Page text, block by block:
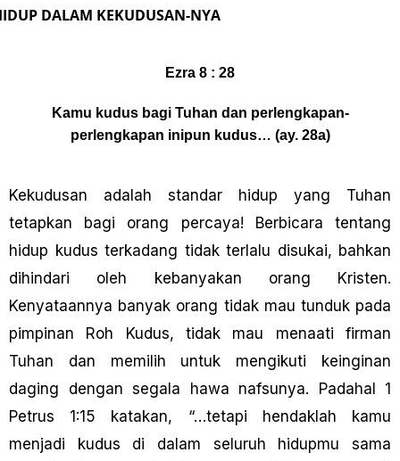
DALAM KEKUDUSAN-NYA
Ezra 8 : 28
Kamu kudus bagi Tuhan dan perlengkapan-
perlengkapan inipun kudus… (ay. 28a)
Kekudusan adalah standar hidup yang Tuhan
tetapkan bagi orang percaya! Berbicara tentang
hidup kudus terkadang tidak terlalu disukai, bahkan
dihindari oleh kebanyakan orang Kristen.
Kenyataannya banyak orang tidak mau tunduk pada
pimpinan Roh Kudus, tidak mau menaati firman
Tuhan dan memilih untuk mengikuti keinginan
daging dengan segala hawa nafsunya. Padahal 1
Petrus 1:15 katakan, “…tetapi hendaklah kamu
menjadi kudus di dalam seluruh hidupmu sama